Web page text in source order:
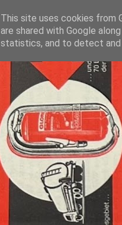
This site uses cookies from
are shared with Google
statistics, and to detect and